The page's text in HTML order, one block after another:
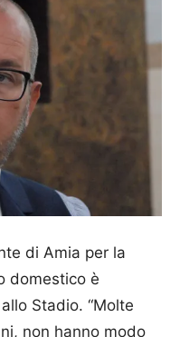
di Amia per la
domestico è
Stadio. “Molte
non hanno modo